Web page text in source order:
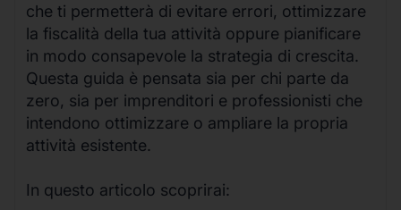
che ti permetterà di evitare errori, ottimizzare
la fiscalità della tua attività oppure pianificare
in modo consapevole la strategia di crescita.
Questa guida è pensata sia per chi parte da
zero, sia per imprenditori e professionisti che
intendono ottimizzare o ampliare la propria
attività esistente.
In questo articolo scoprirai: